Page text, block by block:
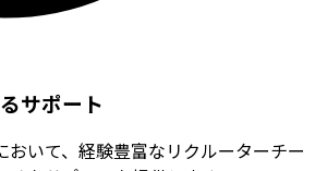
サポート
おいて、経験豊富なリクルーターチー